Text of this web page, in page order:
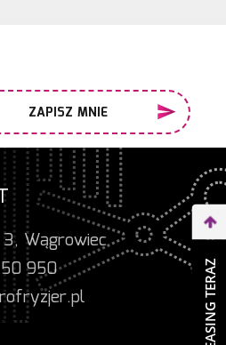
ZAPISZ MNIE
Wągrowiec
950